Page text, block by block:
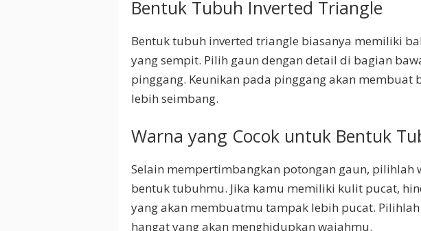
Bentuk Tubuh Inverted Triangle
Bentuk tubuh inverted triangle biasanya memiliki
yang sempit. Pilih gaun dengan detail di bagian
pinggang. Keunikan pada pinggang akan
lebih seimbang.
Warna yang Cocok untuk Bentuk
Selain mempertimbangkan potongan gaun, pilihlah
bentuk tubuhmu. Jika kamu memiliki kulit pucat,
yang akan membuatmu tampak lebih pucat.
hangat yang akan menghidupkan wajahmu.